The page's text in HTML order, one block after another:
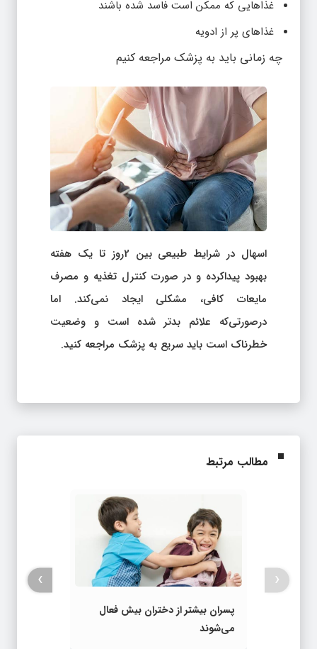
غذاهایی که ممکن است فاسد شده باشند
غذاهای پر از ادویه
چه زمانی باید به پزشک مراجعه کنیم
اسهال در شرایط طبیعی بین 2روز تا یک هفته
بهبود پیداکرده و در صورت کنترل تغذیه و مصرف
مایعات کافی، مشکلی ایجاد نمی‌کند. اما
درصورتی‌که علائم بدتر شده است و وضعیت
خطرناک است باید سریع به پزشک مراجعه کنید.
مطالب مرتبط
پسران بیشتر از دختران بیش فعال
می‌شوند
‹
›